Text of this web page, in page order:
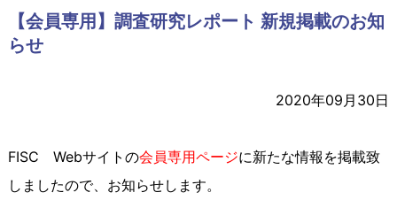
【会員専用】調査研究レポート 新規掲載のお知
らせ
2020年09月30日
FISC Webサイトの会員専用ページに新たな情報を掲載致
しましたので、お知らせします。